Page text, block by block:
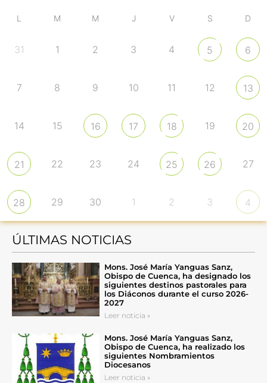
L M M J V S D
31 1 2 3 4 5 6
7 8 9 10 11 12 13
14 15 16 17 18 19 20
21 22 23 24 25 26 27
28 29 30 1 2 3 4
ÚLTIMAS NOTICIAS
Mons. José María Yanguas Sanz,
Obispo de Cuenca, ha designado los
siguientes destinos pastorales para
los Diáconos durante el curso 2026-
2027
Leer noticia »
Mons. José María Yanguas Sanz,
Obispo de Cuenca, ha realizado los
siguientes Nombramientos
Diocesanos
Leer noticia »